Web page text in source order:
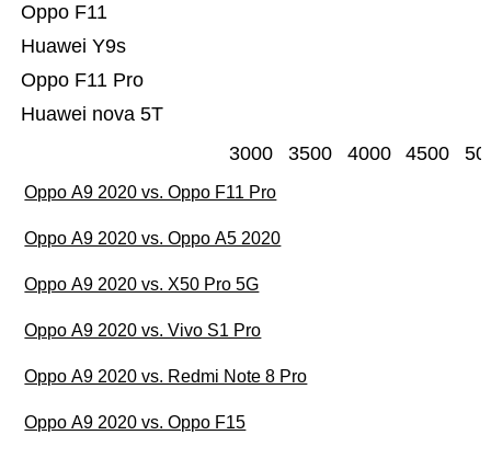
Huawei nova 5T
Oppo F11 Pro
Huawei Y9s
Oppo F11
3000 3500 4000 4500
Oppo A9 2020 vs. Oppo F11 Pro
Oppo A9 2020 vs. Oppo A5 2020
Oppo A9 2020 vs. X50 Pro 5G
Oppo A9 2020 vs. Vivo S1 Pro
Oppo A9 2020 vs. Redmi Note 8 Pro
Oppo A9 2020 vs. Oppo F15